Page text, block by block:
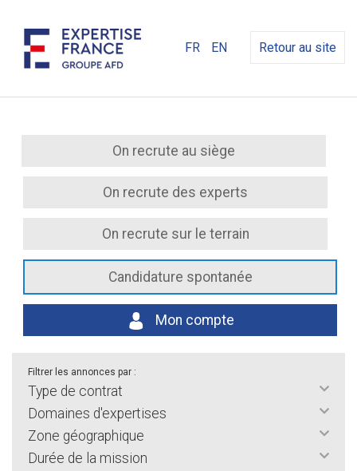
FR EN Retour au site
On recrute au siège
On recrute des experts
On recrute sur le terrain
Candidature spontanée
Mon compte
Filtrer les annonces par :
Type de contrat
Domaines d'expertises
Zone géographique
Durée de la mission